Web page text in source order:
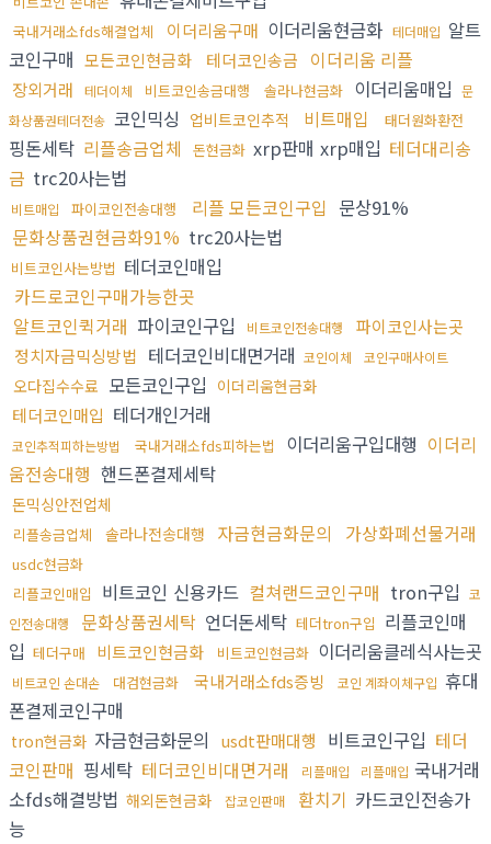
국내거래소fds해결업체 이더리움구매 이더리움현금화 테더매입 알트
코인구매 모든코인현금화 테더코인송금 이더리움 리플
장외거래 테더이체 비트코인송금대행 솔라나현금화 이더리움매입 문
화상품권테더전송 코인믹싱 업비트코인추적 비트매입 태더원화환전
핑돈세탁 리플송금업체 돈현금화 xrp판매 xrp매입 테더대리송
금 trc20사는법
비트매입 파이코인전송대행 리플 모든코인구입 문상91%
문화상품권현금화91% trc20사는법
비트코인사는방법 테더코인매입
카드로코인구매가능한곳
알트코인퀵거래 파이코인구입 비트코인전송대행
파이코인사는곳
정치자금믹싱방법 테더코인비대면거래 코인이체 코인구매사이트
오다집수수료 모든코인구입 이더리움현금화
테더코인매입 테더개인거래
코인추적피하는방법 국내거래소fds피하는법 이더리움구입대행 이더리
움전송대행 핸드폰결제세탁
돈믹싱안전업체
리플송금업체 솔라나전송대행 자금현금화문의 가상화폐선물거래
usdc현금화
리플코인매입
비트코인 신용카드 컬쳐랜드코인구매 tron구입 코
인전송대행
문화상품권세탁 언더돈세탁 테더tron구입 리플코인매
입 테더구매 비트코인현금화 비트코인현금화 이더리움클레식사는곳
비트코인 손대손 대검현금화 국내거래소fds증빙 코인 계좌이체구입 휴대
폰결제코인구매
tron현금화 자금현금화문의 usdt판매대행 비트코인구입 테더
코인판매 핑세탁 테더코인비대면거래 리플매입 리플매입 국내거래
소fds해결방법 해외돈현금화 잡코인판매 환치기 카드코인전송가
능